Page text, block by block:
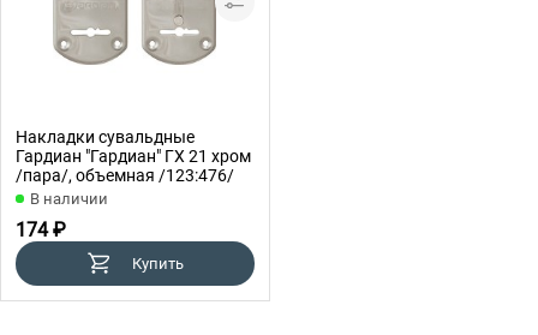
Накладки сувальдные
Гардиан "Гардиан" ГХ 21 хром
/пара/, объемная /123:476/
В наличии
174 ₽
Купить